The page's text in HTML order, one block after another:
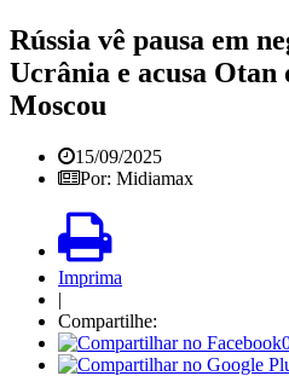
Rússia vê pausa em
Ucrânia e acusa Otan
Moscou
15/09/2025
Por: Midiamax
Imprima
|
Compartilhe: